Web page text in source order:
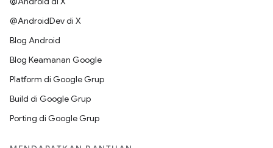
@AndroidDev di X
Blog Android
Blog Keamanan Google
Platform di Google Grup
Build di Google Grup
Porting di Google Grup